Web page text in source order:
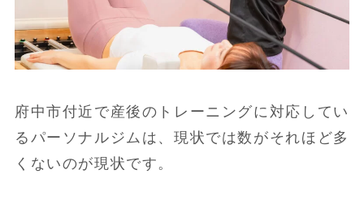
府中市付近で産後のトレーニングに対応してい
るパーソナルジムは、現状では数がそれほど多
くないのが現状です。